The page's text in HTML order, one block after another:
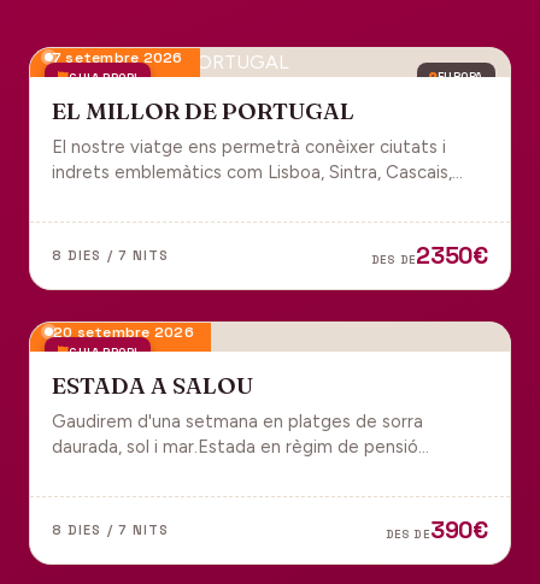
GUIA PROPI EUROPA
7 setembre 2026
EL MILLOR DE PORTUGAL
El nostre viatge ens permetrà conèixer ciutats i
indrets emblemàtics com Lisboa, Sintra, Cascais,
tot inclòs per gaudir plenament de Portugal.
8 DIES / 7 NITS DES DE2350€
GUIA PROPI
20 setembre 2026
ESTADA A SALOU
Gaudirem d'una setmana en platges de sorra
daurada, sol i mar.Estada en règim de pensió
8 DIES / 7 NITS DES DE390€